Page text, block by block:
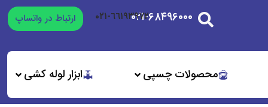
۰۲۱-۶۸۴۹۶۰۰۰٦٦١٩٣٩٧٢-٠٢١ ارتباط در واتساپ
محصولات چسپی ابزار لوله کشی